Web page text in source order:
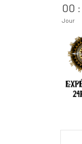
00
Jour
: